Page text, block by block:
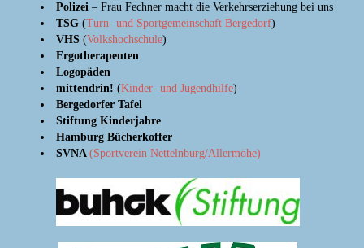
Polizei – Frau Fechner macht die Verkehrserziehung bei uns
TSG (Turn- und Sportgemeinschaft Bergedorf)
VHS (Volkshochschule)
Ergotherapeuten
Logopäden
mittendrin! (Kinder- und Jugendhilfe)
Bergedorfer Tafel
Stiftung Kinderjahre
Hamburg Bücherkoffer
SVNA (Sportverein Nettelnburg/Allermöhe)